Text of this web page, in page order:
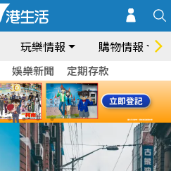
玩樂情報 購物情報
娛樂新聞 定期存款